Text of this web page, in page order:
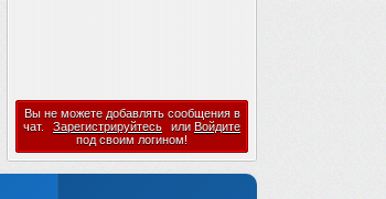
Вы не можете добавлять сообщения в
чат.
Зарегистрируйтесь или Войдите
под своим логином!